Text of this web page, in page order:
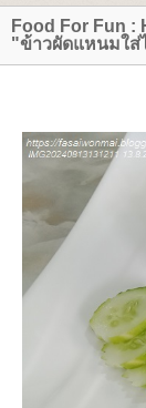
Food For Fun :
"ข้าวผัดแหนมใส่